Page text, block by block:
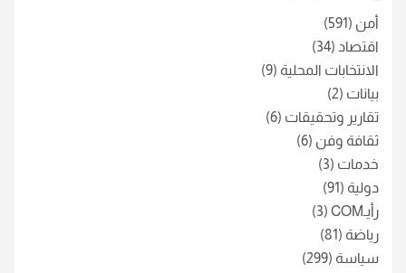
أمن (591)
اقتصاد (34)
الانتخابات المحلية (9)
بيانات (2)
تقارير وتحقيقات (6)
ثقافة وفن (6)
خدمات (3)
دولية (91)
رأيـCOM
(3)
رياضة (81)
سياسة (299)